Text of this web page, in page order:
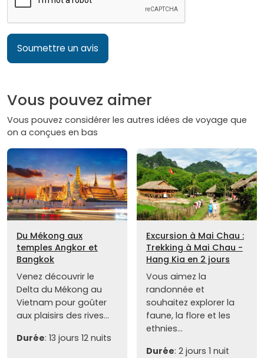
Soumettre un avis
Vous pouvez aimer
Vous pouvez considérer les autres idées de voyage que
on a conçues en bas
Du Mékong aux
temples Angkor et
Bangkok
Venez découvrir le
Delta du Mékong au
Vietnam pour goûter
aux plaisirs des rives...
Durée: 13 jours 12 nuits
Excursion à Mai Chau :
Trekking à Mai Chau -
Hang Kia en 2 jours
Vous aimez la
randonnée et
souhaitez explorer la
faune, la flore et les
ethnies...
Durée: 2 jours 1 nuit